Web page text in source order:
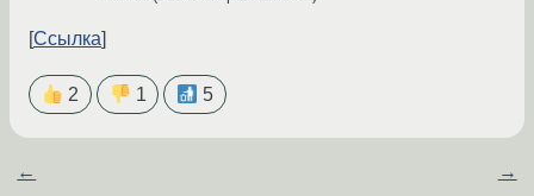
Ссылка
2 1 5
← →